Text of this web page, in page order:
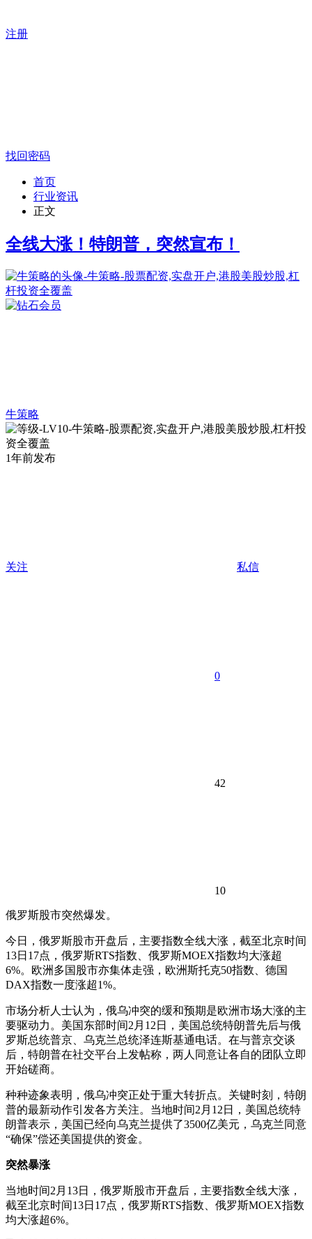
注册
找回密码
首页
行业资讯
正文
全线大涨！特朗普，突然宣布！
牛策略
1年前发布
关注 私信
0
42
10
俄罗斯股市突然爆发。
今日，俄罗斯股市开盘后，主要指数全线大涨，截至北京时间
13日17点，俄罗斯RTS指数、俄罗斯MOEX指数均大涨超
6%。欧洲多国股市亦集体走强，欧洲斯托克50指数、德国
DAX指数一度涨超1%。
市场分析人士认为，俄乌冲突的缓和预期是欧洲市场大涨的主
要驱动力。美国东部时间2月12日，美国总统特朗普先后与俄
罗斯总统普京、乌克兰总统泽连斯基通电话。在与普京交谈
后，特朗普在社交平台上发帖称，两人同意让各自的团队立即
开始磋商。
种种迹象表明，俄乌冲突正处于重大转折点。关键时刻，特朗
普的最新动作引发各方关注。当地时间2月12日，美国总统特
朗普表示，美国已经向乌克兰提供了3500亿美元，乌克兰同意
“确保”偿还美国提供的资金。
突然暴涨
当地时间2月13日，俄罗斯股市开盘后，主要指数全线大涨，
截至北京时间13日17点，俄罗斯RTS指数、俄罗斯MOEX指数
均大涨超6%。